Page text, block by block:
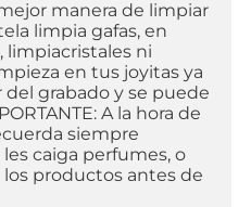
manera de limpiar
limpia gafas, en
limpiacristales ni
en tus joyitas ya
grabado y se puede
A la hora de
siempre
caiga perfumes, o
los productos antes de